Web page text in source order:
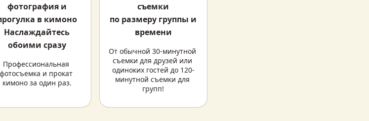
фотография и
в кимоно
Наслаждайтесь
обоими сразу
Профессиональная
фотосъемка и прокат
кимоно за один раз.
съемки
по размеру группы и
времени
От обычной 30-минутной
съемки для друзей или
одиноких гостей до 120-
минутной съемки для
групп!